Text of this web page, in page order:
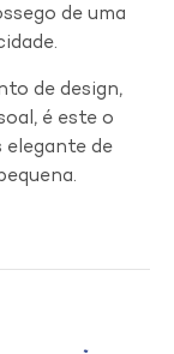
de uma
de design,
é este o
elegante de